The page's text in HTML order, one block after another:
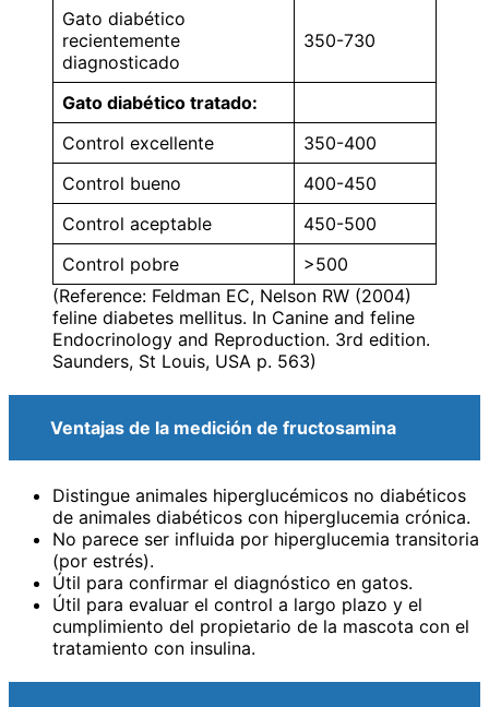
Gato diabético
recientemente
diagnosticado
350-730
Gato diabético tratado:
Control excellente
350-400
Control bueno
400-450
Control aceptable
450-500
Control pobre
>500
(Reference: Feldman EC, Nelson RW (2004)
feline diabetes mellitus. In Canine and feline
Endocrinology and Reproduction. 3rd edition.
Saunders, St Louis, USA p. 563)
Ventajas de la medición de fructosamina
Distingue animales hiperglucémicos no diabéticos
de animales diabéticos con hiperglucemia crónica.
No parece ser influida por hiperglucemia transitoria
(por estrés).
Útil para confirmar el diagnóstico en gatos.
Útil para evaluar el control a largo plazo y el
cumplimiento del propietario de la mascota con el
tratamiento con insulina.